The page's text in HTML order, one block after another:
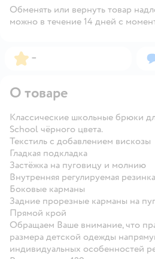
Обменять или вернуть товар
можно в течение 14 дней с
Рейтинг:
–
О товаре
Классические школьные брюки
School чёрного цвета.
Текстиль с добавлением вискозы
Гладкая подкладка
Застёжка на пуговицу и молнию
Внутренняя регулируемая
Боковые карманы
Задние прорезные карманы на
Прямой крой
Обращаем Ваше внимание, что
размера детской одежды
индивидуальных особенностей